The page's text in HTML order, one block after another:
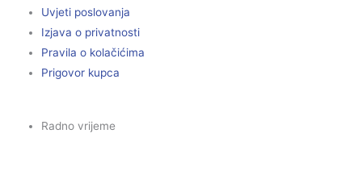
Uvjeti poslovanja
Izjava o privatnosti
Pravila o kolačićima
Prigovor kupca
Radno vrijeme